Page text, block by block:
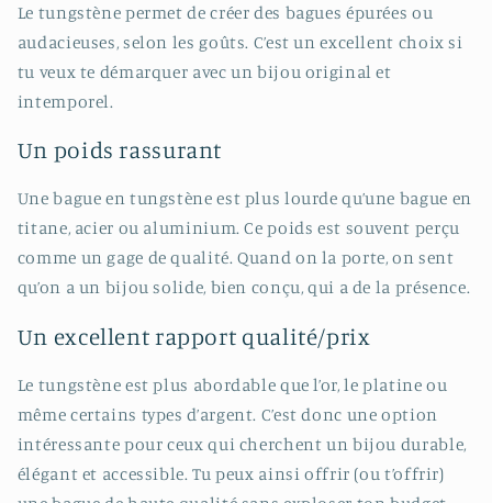
Le tungstène permet de créer des bagues épurées ou
audacieuses, selon les goûts. C’est un excellent choix si
tu veux te démarquer avec un bijou original et
intemporel.
Un poids rassurant
Une bague en tungstène est plus lourde qu’une bague en
titane, acier ou aluminium. Ce poids est souvent perçu
comme un gage de qualité. Quand on la porte, on sent
qu’on a un bijou solide, bien conçu, qui a de la présence.
Un excellent rapport qualité/prix
Le tungstène est plus abordable que l’or, le platine ou
même certains types d’argent. C’est donc une option
intéressante pour ceux qui cherchent un bijou durable,
élégant et accessible. Tu peux ainsi offrir (ou t’offrir)